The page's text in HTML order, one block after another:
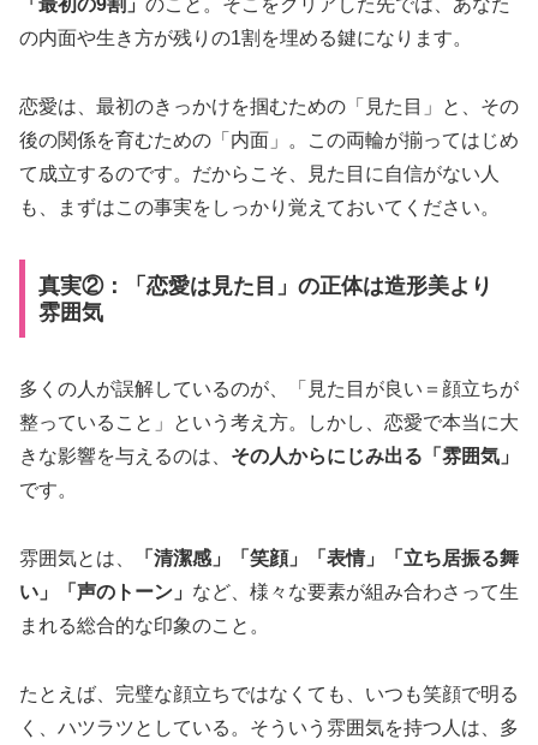
「最初の9割」 のこと。そこをクリアした先では、あなた
の内面や生き方が残りの1割を埋める鍵になります。
恋愛は、最初のきっかけを掴むための「見た目」と、その
後の関係を育むための「内面」。この両輪が揃ってはじめ
て成立するのです。だからこそ、見た目に自信がない人
も、まずはこの事実をしっかり覚えておいてください。
真実②：「恋愛は見た目」の正体は造形美より
雰囲気
多くの人が誤解しているのが、「見た目が良い＝顔立ちが
整っていること」という考え方。しかし、恋愛で本当に大
きな影響を与えるのは、 その人からにじみ出る「雰囲気」
です。
雰囲気とは、
「清潔感」「笑顔」「表情」「立ち居振る舞
い」「声のトーン」 など、様々な要素が組み合わさって生
まれる総合的な印象のこと。
たとえば、完璧な顔立ちではなくても、いつも笑顔で明る
く、ハツラツとしている。そういう雰囲気を持つ人は、多